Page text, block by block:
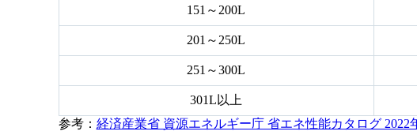
151～200L
201～250L
251～300L
301L以上
参考： 経済産業省 資源エネルギー庁 省エネ性能カタログ 2022